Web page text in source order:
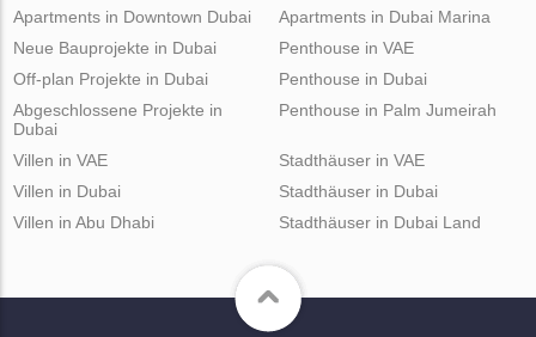
Apartments in Downtown Dubai
Apartments in Dubai Marina
Neue Bauprojekte in Dubai
Off-plan Projekte in Dubai
Abgeschlossene Projekte in
Dubai
Penthouse in VAE
Penthouse in Dubai
Penthouse in Palm Jumeirah
Villen in VAE
Villen in Dubai
Villen in Abu Dhabi
Stadthäuser in VAE
Stadthäuser in Dubai
Stadthäuser in Dubai Land